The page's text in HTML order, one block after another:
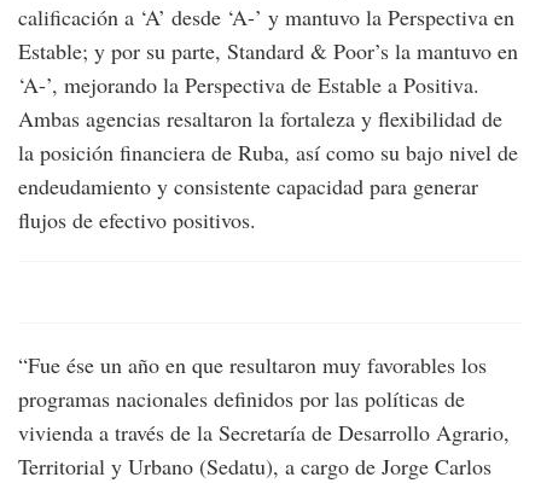
calificación a ‘A’ desde ‘A-’ y mantuvo la Perspectiva en
Estable; y por su parte, Standard & Poor’s la mantuvo en
‘A-’, mejorando la Perspectiva de Estable a Positiva.
Ambas agencias resaltaron la fortaleza y flexibilidad de
la posición financiera de Ruba, así como su bajo nivel de
endeudamiento y consistente capacidad para generar
flujos de efectivo positivos.
​“Fue ése un año en que resultaron muy favorables los
programas nacionales definidos por las políticas de
vivienda a través de la Secretaría de Desarrollo Agrario,
Territorial y Urbano (Sedatu), a cargo de Jorge Carlos